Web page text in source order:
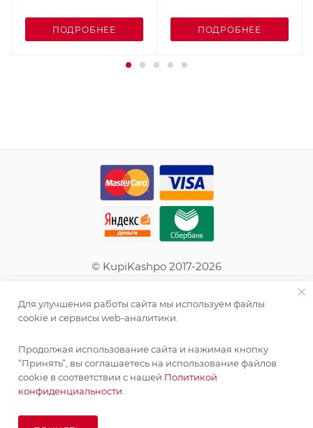
ПОДРОБНЕЕ ПОДРОБНЕЕ
© KupiKashpo 2017-2026
ПОМОЩЬ
Для улучшения работы сайта мы используем файлы
cookie и сервисы web-аналитики.
Продолжая использование сайта и нажимая кнопку
“Принять”, вы соглашаетесь на использование файлов
cookie в соответствии с нашей Политикой
конфиденциальности.